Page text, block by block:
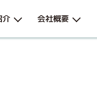
介 会社概要